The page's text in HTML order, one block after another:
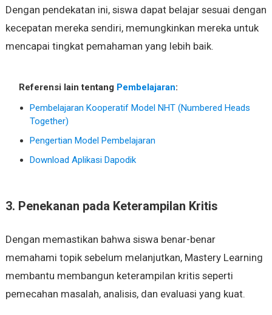
Dengan pendekatan ini, siswa dapat belajar sesuai dengan
kecepatan mereka sendiri, memungkinkan mereka untuk
mencapai tingkat pemahaman yang lebih baik.
Referensi lain tentang Pembelajaran:
Pembelajaran Kooperatif Model NHT (Numbered Heads
Together)
Pengertian Model Pembelajaran
Download Aplikasi Dapodik
3. Penekanan pada Keterampilan Kritis
Dengan memastikan bahwa siswa benar-benar
memahami topik sebelum melanjutkan, Mastery Learning
membantu membangun keterampilan kritis seperti
pemecahan masalah, analisis, dan evaluasi yang kuat.